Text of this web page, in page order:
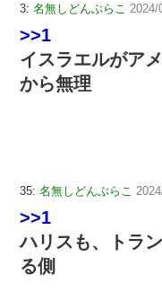
3: 名無しどんぶらこ
>>1
イスラエルがア
から無理
35: 名無しどんぶらこ
>>1
ハリスも、トラ
る側